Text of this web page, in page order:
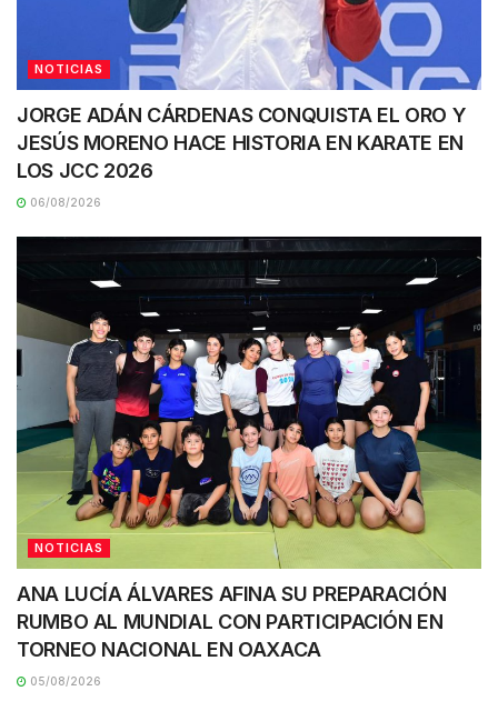
NOTICIAS
JORGE ADÁN CÁRDENAS CONQUISTA EL ORO Y
JESÚS MORENO HACE HISTORIA EN KARATE EN
LOS JCC 2026
06/08/2026
NOTICIAS
ANA LUCÍA ÁLVARES AFINA SU PREPARACIÓN
RUMBO AL MUNDIAL CON PARTICIPACIÓN EN
TORNEO NACIONAL EN OAXACA
05/08/2026